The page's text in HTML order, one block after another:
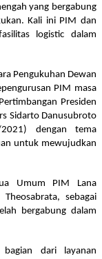
yang bergabung
Kali ini PIM dan
logistic dalam
Pengukuhan Dewan
PIM masa
Presiden
Sidarto Danusubroto
dengan tema
untuk mewujudkan
Umum PIM Lana
sebagai
bergabung dalam
bagian dari layanan